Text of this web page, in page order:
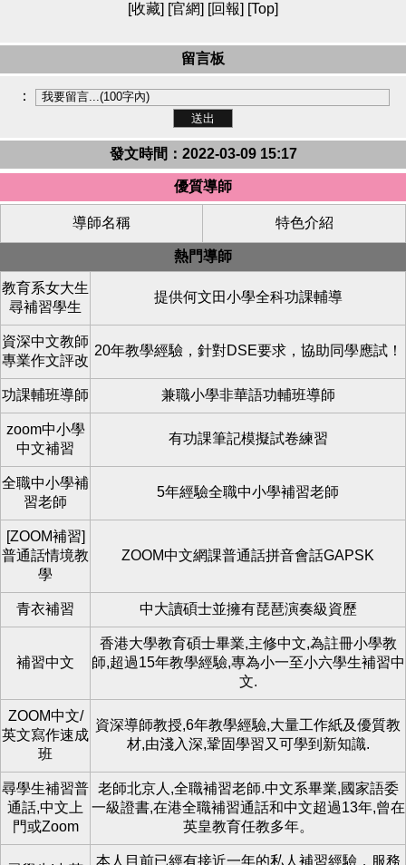
[收藏] [官網] [回報] [Top]
留言板
：
發文時間：2022-03-09 15:17
優質導師
導師名稱 特色介紹
熱門導師
教育系女大生
尋補習學生
提供何文田小學全科功課輔導
資深中文教師
專業作文評改
20年教學經驗，針對DSE要求，協助同學應試！
功課輔班導師 兼職小學非華語功輔班導師
zoom中小學
中文補習
有功課筆記模擬試卷練習
全職中小學補
習老師
5年經驗全職中小學補習老師
[ZOOM補習]
普通話情境教
學
ZOOM中文網課普通話拼音會話GAPSK
青衣補習 中大讀碩士並擁有琵琶演奏級資歷
補習中文
香港大學教育碩士畢業,主修中文,為註冊小學教
師,超過15年教學經驗,專為小一至小六學生補習中
文.
ZOOM中文/
英文寫作速成
班
資深導師教授,6年教學經驗,大量工作紙及優質教
材,由淺入深,鞏固學習又可學到新知識.
尋學生補習普
通話,中文上
門或Zoom
老師北京人,全職補習老師.中文系畢業,國家語委
一級證書,在港全職補習通話和中文超過13年,曾在
英皇教育任教多年。
本人目前已經有接近一年的私人補習經驗，服務